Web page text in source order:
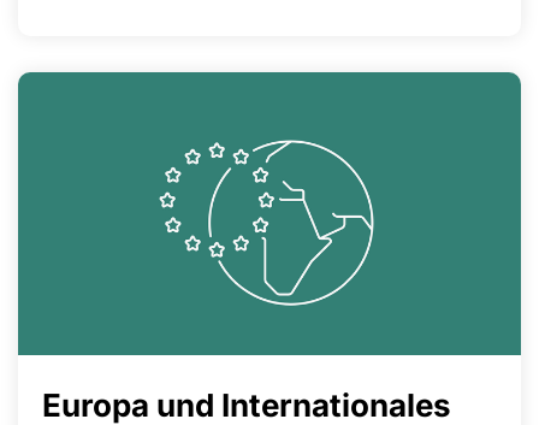
Europa und Internationales